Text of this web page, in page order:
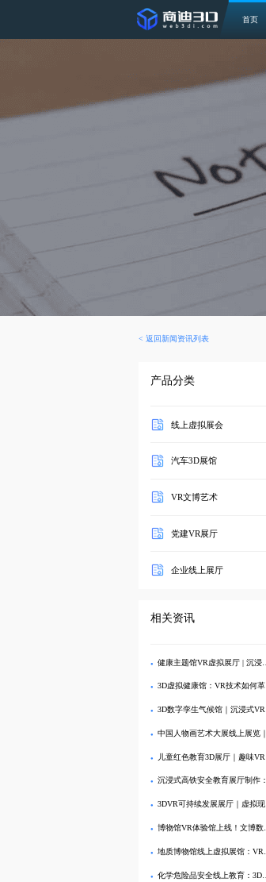
首页
< 返回新闻资讯列表
产品分类
线上虚拟展会
汽车3D展馆
VR文博艺术
党建VR展厅
企业线上展厅
相关资讯
健康主题馆VR虚拟展厅 | 沉浸式3D健康科普
3D虚拟健康馆：VR技术如何革新医疗健康科普
3D数字孪生气候馆｜沉浸式VR展示全球变暖科学数据
中国人物画艺术大展线上展览｜VR虚拟美术馆3D沉浸式观展
儿童红色教育3D展厅｜趣味VR党建馆让孩子爱上党史
沉浸式高铁安全教育展厅制作：VR与3D技术的协同应用
3DVR可持续发展展厅｜虚拟现实技术赋能绿色教育
博物馆VR体验馆上线！文博数字展厅沉浸式探索历史文化
地质博物馆线上虚拟展馆：VR技术带你沉浸式探索地球奥秘​
化学危险品安全线上教育：3D虚拟展厅与VR全景技术融合应用解析